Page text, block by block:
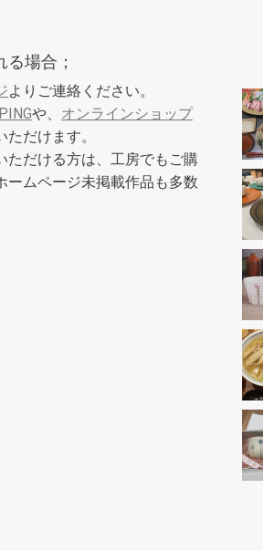
場合；
よりご連絡ください。
や、 オンラインショップ
だけます。
ただける方は、工房でもご購
ームページ未掲載作品も多数